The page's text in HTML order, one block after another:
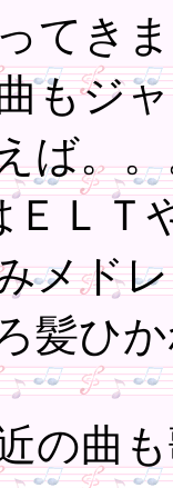
てき
もジ
ば。
ＥＬＴ
メド
髪ひ
の曲